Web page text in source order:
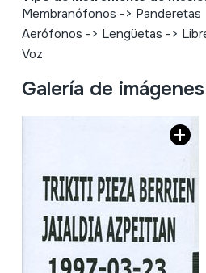
Membranófonos -> Panderetas
Aerófonos -> Lengüetas ->
Voz
Galería de imágenes